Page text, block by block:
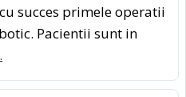
succes primele operatii
Pacientii sunt in